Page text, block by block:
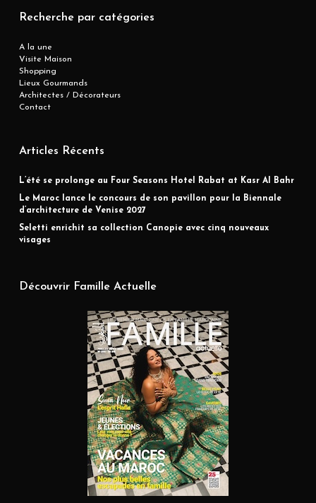
Recherche par catégories
A la une
Visite Maison
Shopping
Lieux Gourmands
Architectes / Décorateurs
Contact
Articles Récents
L’été se prolonge au Four Seasons Hotel Rabat at Kasr Al Bahr
Le Maroc lance le concours de son pavillon pour la Biennale
d’architecture de Venise 2027
Seletti enrichit sa collection Canopie avec cinq nouveaux
visages
Découvrir Famille Actuelle